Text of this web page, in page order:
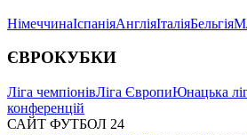
НімеччинаІспаніяАнгліяІталіяБельгія
ЄВРОКУБКИ
Ліга чемпіонівЛіга ЄвропиЮнацька
конференцій
САЙТ ФУТБОЛ 24